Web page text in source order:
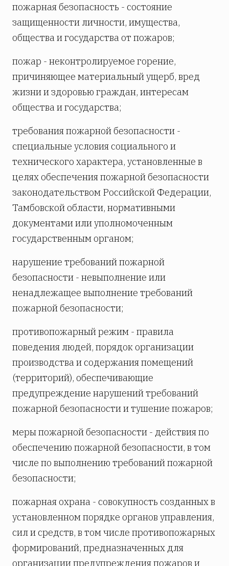
пожарная безопасность - состояние
защищенности личности, имущества,
общества и государства от пожаров;
пожар - неконтролируемое горение,
причиняющее материальный ущерб, вред
жизни и здоровью граждан, интересам
общества и государства;
требования пожарной безопасности -
специальные условия социального и
технического характера, установленные в
целях обеспечения пожарной безопасности
законодательством Российской Федерации,
Тамбовской области, нормативными
документами или уполномоченным
государственным органом;
нарушение требований пожарной
безопасности - невыполнение или
ненадлежащее выполнение требований
пожарной безопасности;
противопожарный режим - правила
поведения людей, порядок организации
производства и содержания помещений
(территорий), обеспечивающие
предупреждение нарушений требований
пожарной безопасности и тушение пожаров;
меры пожарной безопасности - действия по
обеспечению пожарной безопасности, в том
числе по выполнению требований пожарной
безопасности;
пожарная охрана - совокупность созданных в
установленном порядке органов управления,
сил и средств, в том числе противопожарных
формирований, предназначенных для
организации предупреждения пожаров и